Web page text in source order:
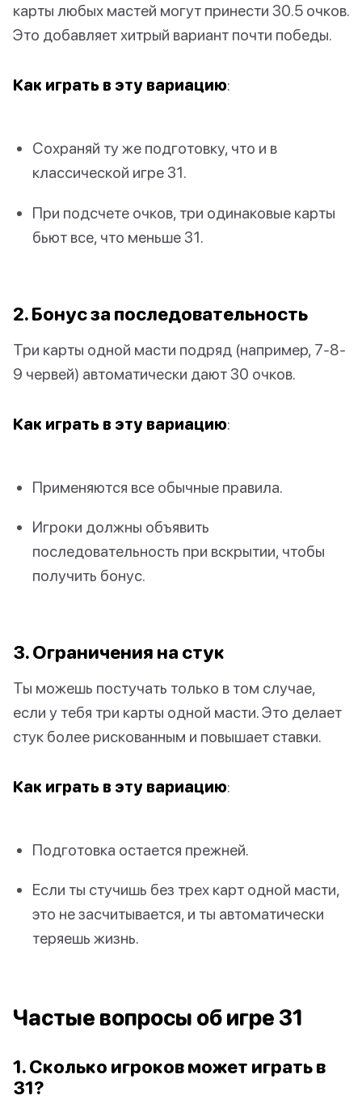
карты любых мастей могут принести 30.5 очков.
Это добавляет хитрый вариант почти победы.
Как играть в эту вариацию:
Сохраняй ту же подготовку, что и в
классической игре 31.
При подсчете очков, три одинаковые карты
бьют все, что меньше 31.
2. Бонус за последовательность
Три карты одной масти подряд (например, 7-8-
9 червей) автоматически дают 30 очков.
Как играть в эту вариацию:
Применяются все обычные правила.
Игроки должны объявить
последовательность при вскрытии, чтобы
получить бонус.
3. Ограничения на стук
Ты можешь постучать только в том случае,
если у тебя три карты одной масти. Это делает
стук более рискованным и повышает ставки.
Как играть в эту вариацию:
Подготовка остается прежней.
Если ты стучишь без трех карт одной масти,
это не засчитывается, и ты автоматически
теряешь жизнь.
Частые вопросы об игре 31
1. Сколько игроков может играть в
31?